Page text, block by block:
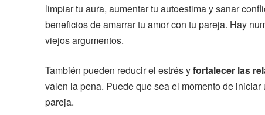
limpiar tu aura, aumentar tu autoestima y sanar
beneficios de amarrar tu amor con tu pareja. Hay
viejos argumentos.
También pueden reducir el estrés yfortalecer las
valen la pena. Puede que sea el momento de
pareja.